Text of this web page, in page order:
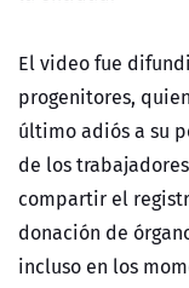
El video fue
progenitores,
último adiós a su
de los
compartir el
donación de
incluso en los